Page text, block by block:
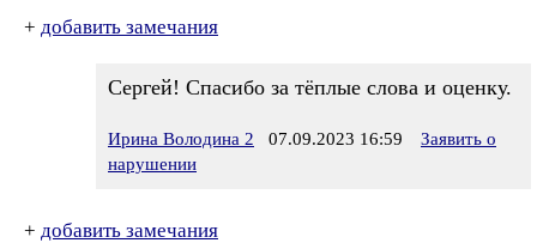
+ добавить замечания
Сергей! Спасибо за тёплые слова и оценку.
Ирина Володина 2 07.09.2023 16:59
Заявить о
нарушении
+ добавить замечания